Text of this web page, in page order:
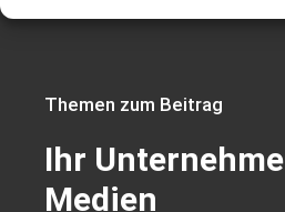
Themen zum Beitrag
Ihr
Medien